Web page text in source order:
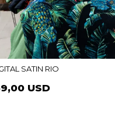
SATIN RIO
USD